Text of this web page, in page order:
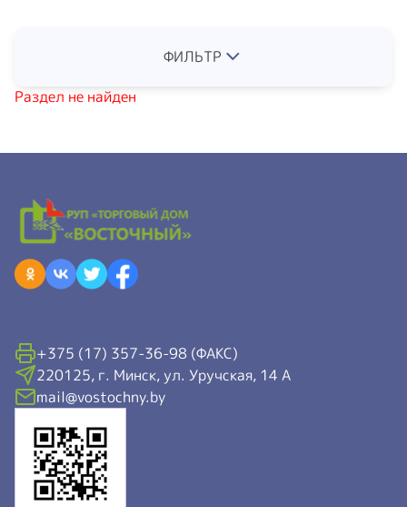
ФИЛЬТР
Раздел не найден
+375 (17) 357-36-98 (ФАКС)
220125, г. Минск, ул. Уручская, 14 А
mail@vostochny.by